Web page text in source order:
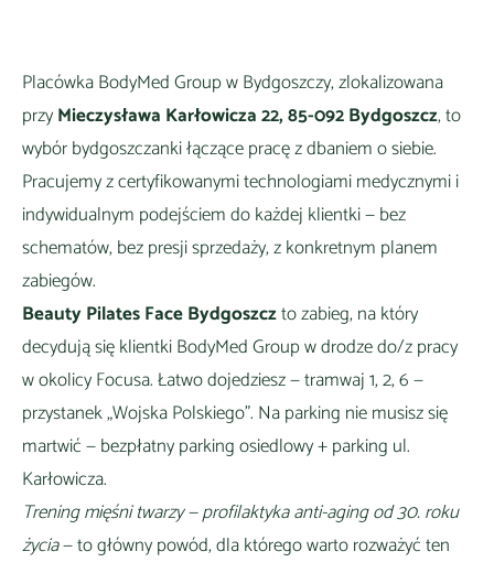
Placówka BodyMed Group wBydgoszczy, zlokalizowana
przyMieczysława Karłowicza 22, 85-092 Bydgoszcz, to
wybórbydgoszczanki łączące pracę z dbaniem o siebie.
Pracujemy z certyfikowanymi technologiami medycznymi i
indywidualnym podejściem do każdej klientki — bez
schematów, bez presji sprzedaży, z konkretnym planem
zabiegów.
Beauty Pilates Face Bydgoszczto zabieg, na który
decydują się klientki BodyMed Groupw drodze do/z pracy
w okolicy Focusa. Łatwo dojedziesz —tramwaj 1, 2, 6 —
przystanek „Wojska Polskiego". Na parking nie musisz się
martwić —bezpłatny parking osiedlowy + parking ul.
Karłowicza.
Trening mięśni twarzy — profilaktyka anti-aging od 30. roku
życia— to główny powód, dla którego warto rozważyć ten